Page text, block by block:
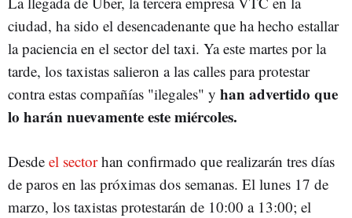
ciudad, ha sido el desencadenante que ha hecho estallar
la paciencia en el sector del taxi. Ya este martes por la
tarde, los taxistas salieron a las calles para protestar
contra estas compañías "ilegales" y han advertido que
lo harán nuevamente este miércoles.
Desde el sectorhan confirmado que realizarán tres días
de paros en las próximas dos semanas. El lunes 17 de
marzo, los taxistas protestarán de 10:00 a 13:00; el